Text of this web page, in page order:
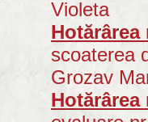
Violeta
Hotărârea
scoaterea
Grozav
Hotărârea